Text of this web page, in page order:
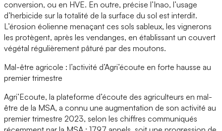
conversion, ou en HVE. En outre, précise l’Inao, l’usage
d’herbicide sur la totalité de la surface du sol est interdit.
L’érosion éolienne menaçant ces sols sableux, les vignerons
les protègent, après les vendanges, en établissant un couvert
végétal régulièrement pâturé par des moutons.
Mal-être agricole : l’activité d’Agri’écoute en forte hausse au
premier trimestre
Agri’Ecoute, la plateforme d’écoute des agriculteurs en mal-
être de la MSA, a connu une augmentation de son activité au
premier trimestre 2023, selon les chiffres communiqués